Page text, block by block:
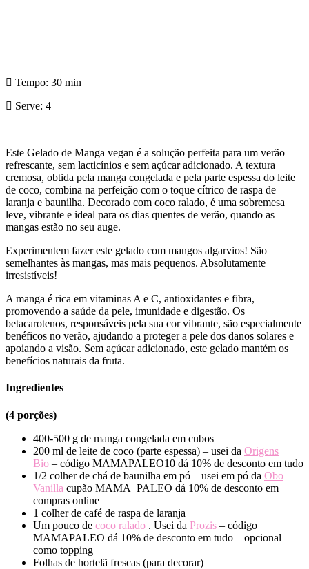
Tempo: 30 min
Serve: 4
Este Gelado de Manga vegan é a solução perfeita para um verão
refrescante, sem lacticínios e sem açúcar adicionado. A textura
cremosa, obtida pela manga congelada e pela parte espessa do leite
de coco, combina na perfeição com o toque cítrico de raspa de
laranja e baunilha. Decorado com coco ralado, é uma sobremesa
leve, vibrante e ideal para os dias quentes de verão, quando as
mangas estão no seu auge.
Experimentem fazer este gelado com mangos algarvios! São
semelhantes às mangas, mas mais pequenos. Absolutamente
irresistíveis!
A manga é rica em vitaminas A e C, antioxidantes e fibra,
promovendo a saúde da pele, imunidade e digestão. Os
betacarotenos, responsáveis pela sua cor vibrante, são especialmente
benéficos no verão, ajudando a proteger a pele dos danos solares e
apoiando a visão. Sem açúcar adicionado, este gelado mantém os
benefícios naturais da fruta.
Ingredientes
(4 porções)
400-500 g de manga congelada em cubos
200 ml de leite de coco (parte espessa) – usei da Origens
Bio – código MAMAPALEO10 dá 10% de desconto em tudo
1/2 colher de chá de baunilha em pó – usei em pó da Obo
Vanilla cupão MAMA_PALEO dá 10% de desconto em
compras online
1 colher de café de raspa de laranja
Um pouco de coco ralado . Usei da Prozis – código
MAMAPALEO dá 10% de desconto em tudo – opcional
como topping
Folhas de hortelã frescas (para decorar)